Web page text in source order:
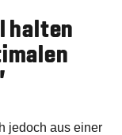
halten
jedoch aus einer